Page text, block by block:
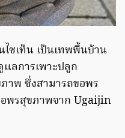
ไซเท็น เป็นเทพพื้นบ้าน
ลการเพาะปลูก
าพ ซึ่งสามารถขอพร
พรสุขภาพจาก Ugaijin